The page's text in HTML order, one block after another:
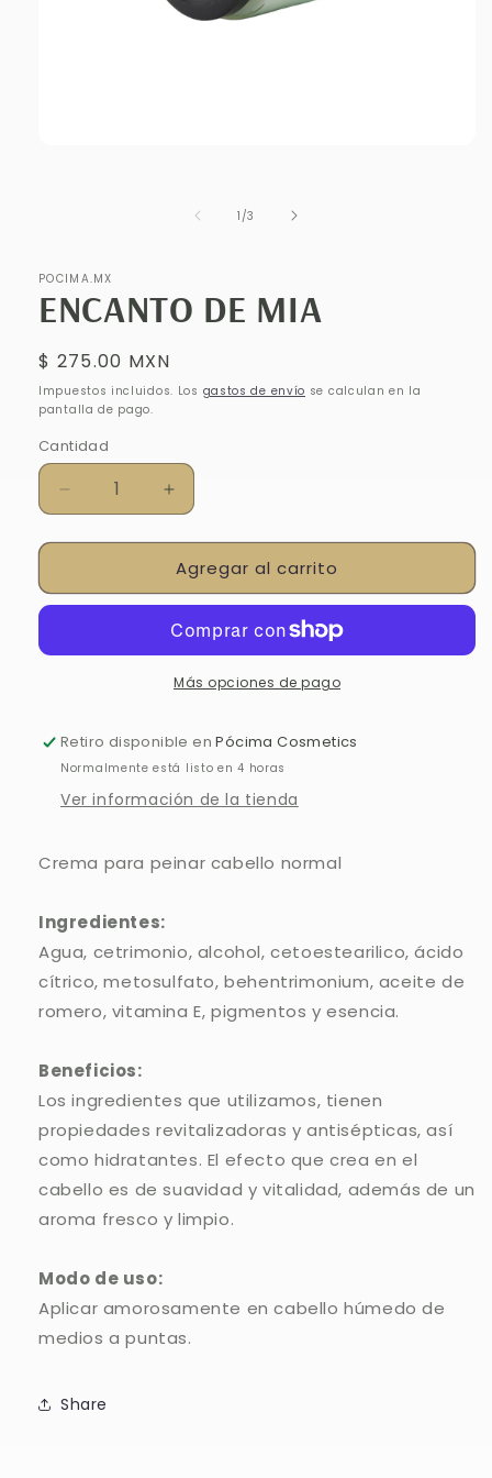
1 /de
3
POCIMA.MX
ENCANTO DE MIA
Precio
habitual
$ 275.00 MXN
Impuestos incluidos. Los gastos de envío se calculan en la
pantalla de pago.
Cantidad
Cantidad
Reducir
cantidad
para
DE
Aumentar
cantidad
para
ENCANTO
DE
Agregar al carrito
Más opciones de pago
Retiro disponible enPócima Cosmetics
Normalmente está listo en 4 horas
Ver información de la tienda
Crema para peinar cabello normal
Ingredientes:
Agua, cetrimonio, alcohol, cetoestearilico, ácido
cítrico, metosulfato, behentrimonium, aceite de
romero, vitamina E, pigmentos y esencia.
Beneficios:
Los ingredientes que utilizamos, tienen
propiedades revitalizadoras y antisépticas, así
como hidratantes. El efecto que crea en el
cabello es de suavidad y vitalidad, además de un
aroma fresco y limpio.
Modo de uso:
Aplicar amorosamente en cabello húmedo de
medios a puntas.
Share